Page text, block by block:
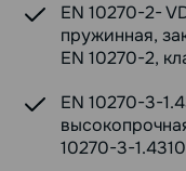
EN 10270-2-
пружинная,
EN 10270-2,
EN 10270-3-
10270-3-